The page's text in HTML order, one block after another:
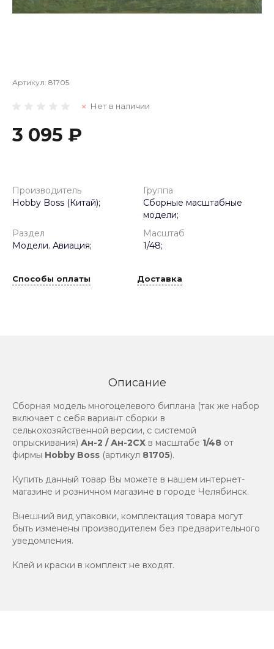
Артикул: 81705
Нет в наличии
3 095 ₽
Производитель
Hobby Boss (Китай);
Группа
Сборные масштабные
модели;
Раздел
Модели. Авиация;
Масштаб
1/48;
Способы оплаты Доставка
Описание
Сборная модель многоцелевого биплана (так же набор
включает с себя вариант сборки в
селькохозяйственной версии, с системой
опрыскивания) Ан-2 / Ан-2СХ в масштабе 1/48 от
фирмы Hobby Boss (артикул 81705).
Купить данный товар Вы можете в нашем интернет-
магазине и розничном магазине в городе Челябинск.
Внешний вид упаковки, комплектация товара могут
быть изменены производителем без предварительного
уведомления.
Клей и краски в комплект не входят.